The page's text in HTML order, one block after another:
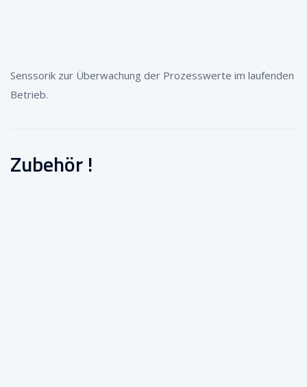
Senssorik zur Überwachung der Prozesswerte im laufenden
Betrieb.
Zubehör !